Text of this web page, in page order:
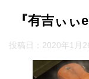
『有吉ぃ
投稿日：2020年1月